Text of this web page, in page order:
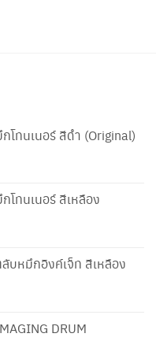
ทนเนอร์ สีดำ (Original)
ทนเนอร์ สีเหลือง
บหมึกอิงค์เจ็ท สีเหลือง
DRUM